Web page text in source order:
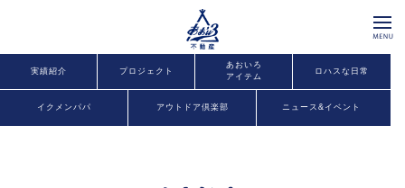
実績紹介 プロジェクト
あおいろ
アイテム
ロハスな日常
イクメンパパ アウトドア倶楽部 ニュース&イベント